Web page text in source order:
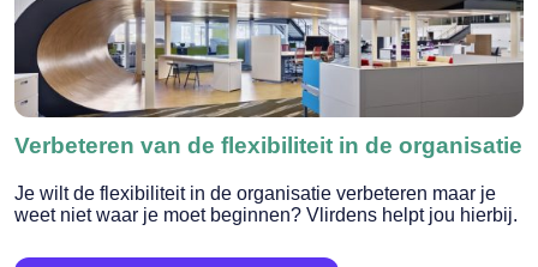
Verbeteren van de flexibiliteit in de organisatie
Je wilt de flexibiliteit in de organisatie verbeteren maar je
weet niet waar je moet beginnen? Vlirdens helpt jou hierbij.